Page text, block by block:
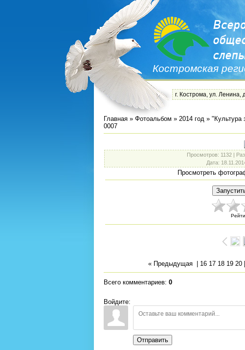
Костромская
г. Кострома, ул. Ленина,
Главная » Фотоальбом » 2014 год » "Культура
0007
Просмотров: 1132 |
Дата:
Просмотреть
« Предыдущая 16 17 18 19 20
Всего комментариев: 0
Войдите:
Отправить